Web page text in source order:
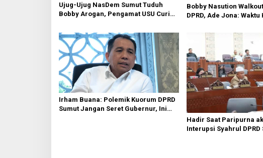
Ujug-Ujug NasDem Sumut Tuduh
Bobby Arogan, Pengamat USU Curiga
Bobby Nasution
DPRD, Ade Jona: Waktu
Irham Buana: Polemik Kuorum DPRD
Sumut Jangan Seret Gubernur, Ini
Hadir Saat Paripurna
Interupsi Syahrul DPRD